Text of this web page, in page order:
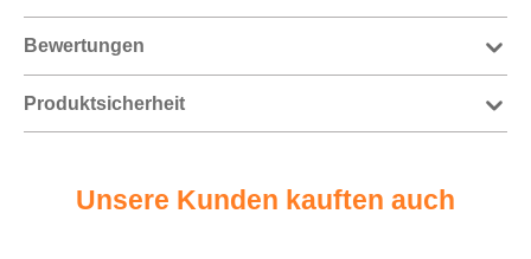
Bewertungen
Produktsicherheit
Unsere Kunden kauften auch